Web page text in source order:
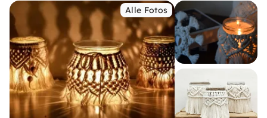
Alle Fotos